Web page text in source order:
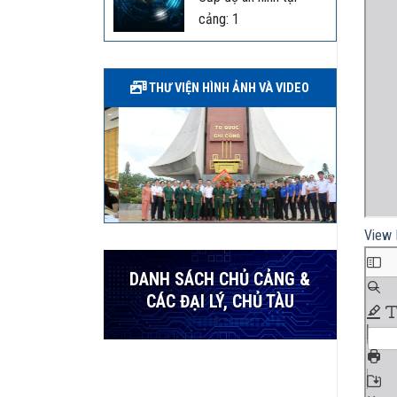
cảng: 1
THƯ VIỆN HÌNH ẢNH VÀ VIDEO
DANH SÁCH CHỦ CẢNG &
CÁC ĐẠI LÝ, CHỦ TÀU
View